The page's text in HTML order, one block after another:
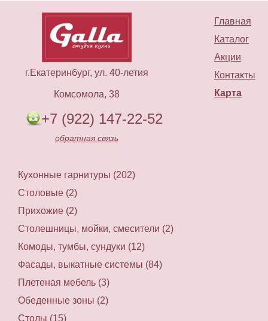
Главная
Каталог
Акции
Контакты
Карта
г.Екатеринбург, ул. 40-летия
Комсомола, 38
+7 (922) 147-22-52
обратная связь
Кухонные гарнитуры (202)
Столовые (2)
Прихожие (2)
Столешницы, мойки, смесители (2)
Комоды, тумбы, сундуки (12)
Фасады, выкатные системы (84)
Плетеная мебель (3)
Обеденные зоны (2)
Столы (15)